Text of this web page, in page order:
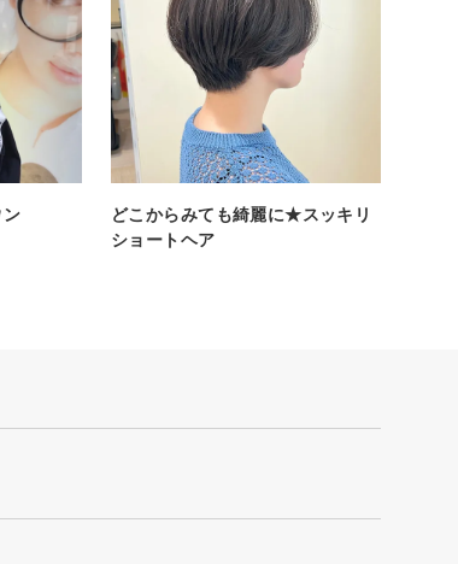
ン
どこからみても綺麗に★スッキリ
ショートヘア